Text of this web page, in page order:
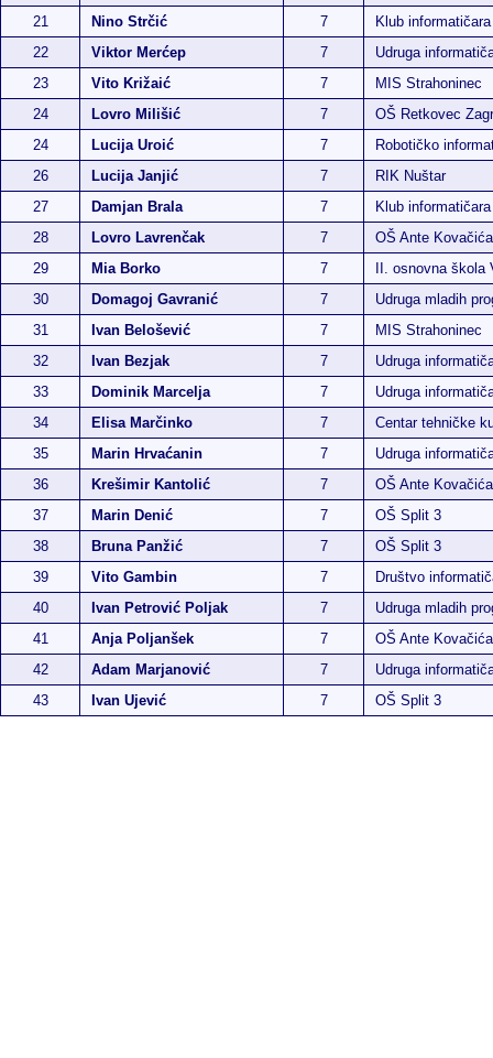
21
Nino Strčić 7
Klub
22
Viktor Merćep 7
Udruga
23
Vito Križaić 7
MIS Strahoninec
24
Lovro Milišić 7
OŠ Retkovec
24
Lucija Uroić 7
Robotičko
26
Lucija Janjić 7
RIK Nuštar
27
Damjan Brala 7
Klub
28
Lovro Lavrenčak 7
OŠ Ante
29
Mia Borko 7
II. osnovna škola
30
Domagoj Gavranić 7
Udruga mladih
31
Ivan Belošević 7
MIS Strahoninec
32
Ivan Bezjak 7
Udruga
33
Dominik Marcelja 7
Udruga
34
Elisa Marčinko 7
Centar tehničke
35
Marin Hrvaćanin 7
Udruga
36
Krešimir Kantolić 7
OŠ Ante
37
Marin Denić 7
OŠ Split 3
38
Bruna Panžić 7
OŠ Split 3
39
Vito Gambin 7
Društvo
40
Ivan Petrović Poljak 7
Udruga mladih
41
Anja Poljanšek 7
OŠ Ante
42
Adam Marjanović 7
Udruga
43
Ivan Ujević 7 OŠ Split 3